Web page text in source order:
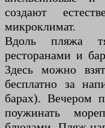
создают
микроклимат.
Вдоль пляжа
ресторанами и
Здесь можно
бесплатно за
барах). Вечером
поужинать